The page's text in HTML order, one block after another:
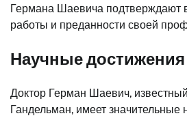
Германа Шаевича подтверждают
работы и преданности своей
Научные достижения
Доктор Герман Шаевич,
Гандельман, имеет значительные